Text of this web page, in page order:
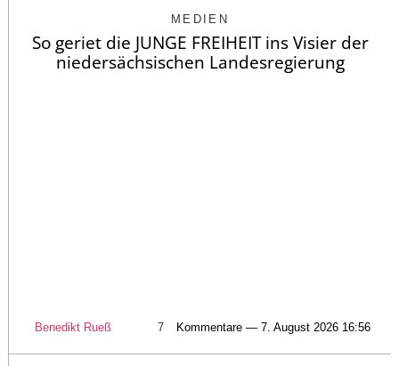
MEDIEN
So geriet die JUNGE FREIHEIT ins Visier der
niedersächsischen Landesregierung
Benedikt Rueß 7 Kommentare — 7. August 2026 16:56